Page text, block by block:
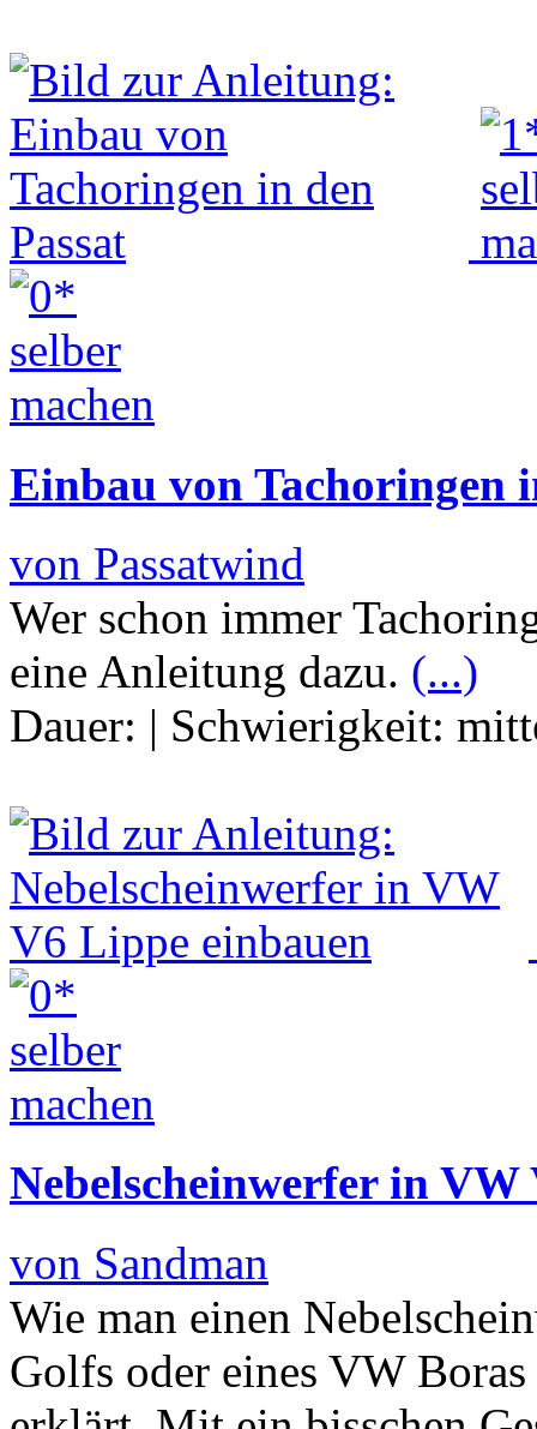
Einbau von Tachoringen
von Passatwind
Wer schon immer
eine Anleitung dazu. (...)
Dauer: | Schwierigkeit:
Nebelscheinwerfer in
von Sandman
Wie man einen
Golfs oder eines VW